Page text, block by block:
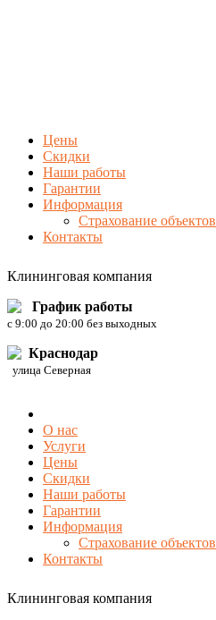
Цены
Скидки
Наши работы
Гарантии
Информация
Страхование объектов
Контакты
Клининговая компания
График работы
c 9:00 до 20:00 без выходных
Краснодар
улица Северная
О нас
Услуги
Цены
Скидки
Наши работы
Гарантии
Информация
Страхование объектов
Контакты
Клининговая компания